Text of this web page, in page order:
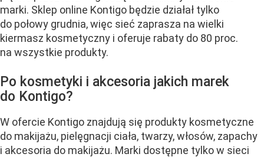
marki. Sklep online Kontigo będzie działał tylko
do połowy grudnia, więc sieć zaprasza na wielki
kiermasz kosmetyczny i oferuje rabaty do 80 proc.
na wszystkie produkty.
Po kosmetyki i akcesoria jakich marek
do Kontigo?
W ofercie Kontigo znajdują się produkty kosmetyczne
do makijażu, pielęgnacji ciała, twarzy, włosów, zapachy
i akcesoria do makijażu. Marki dostępne tylko w sieci